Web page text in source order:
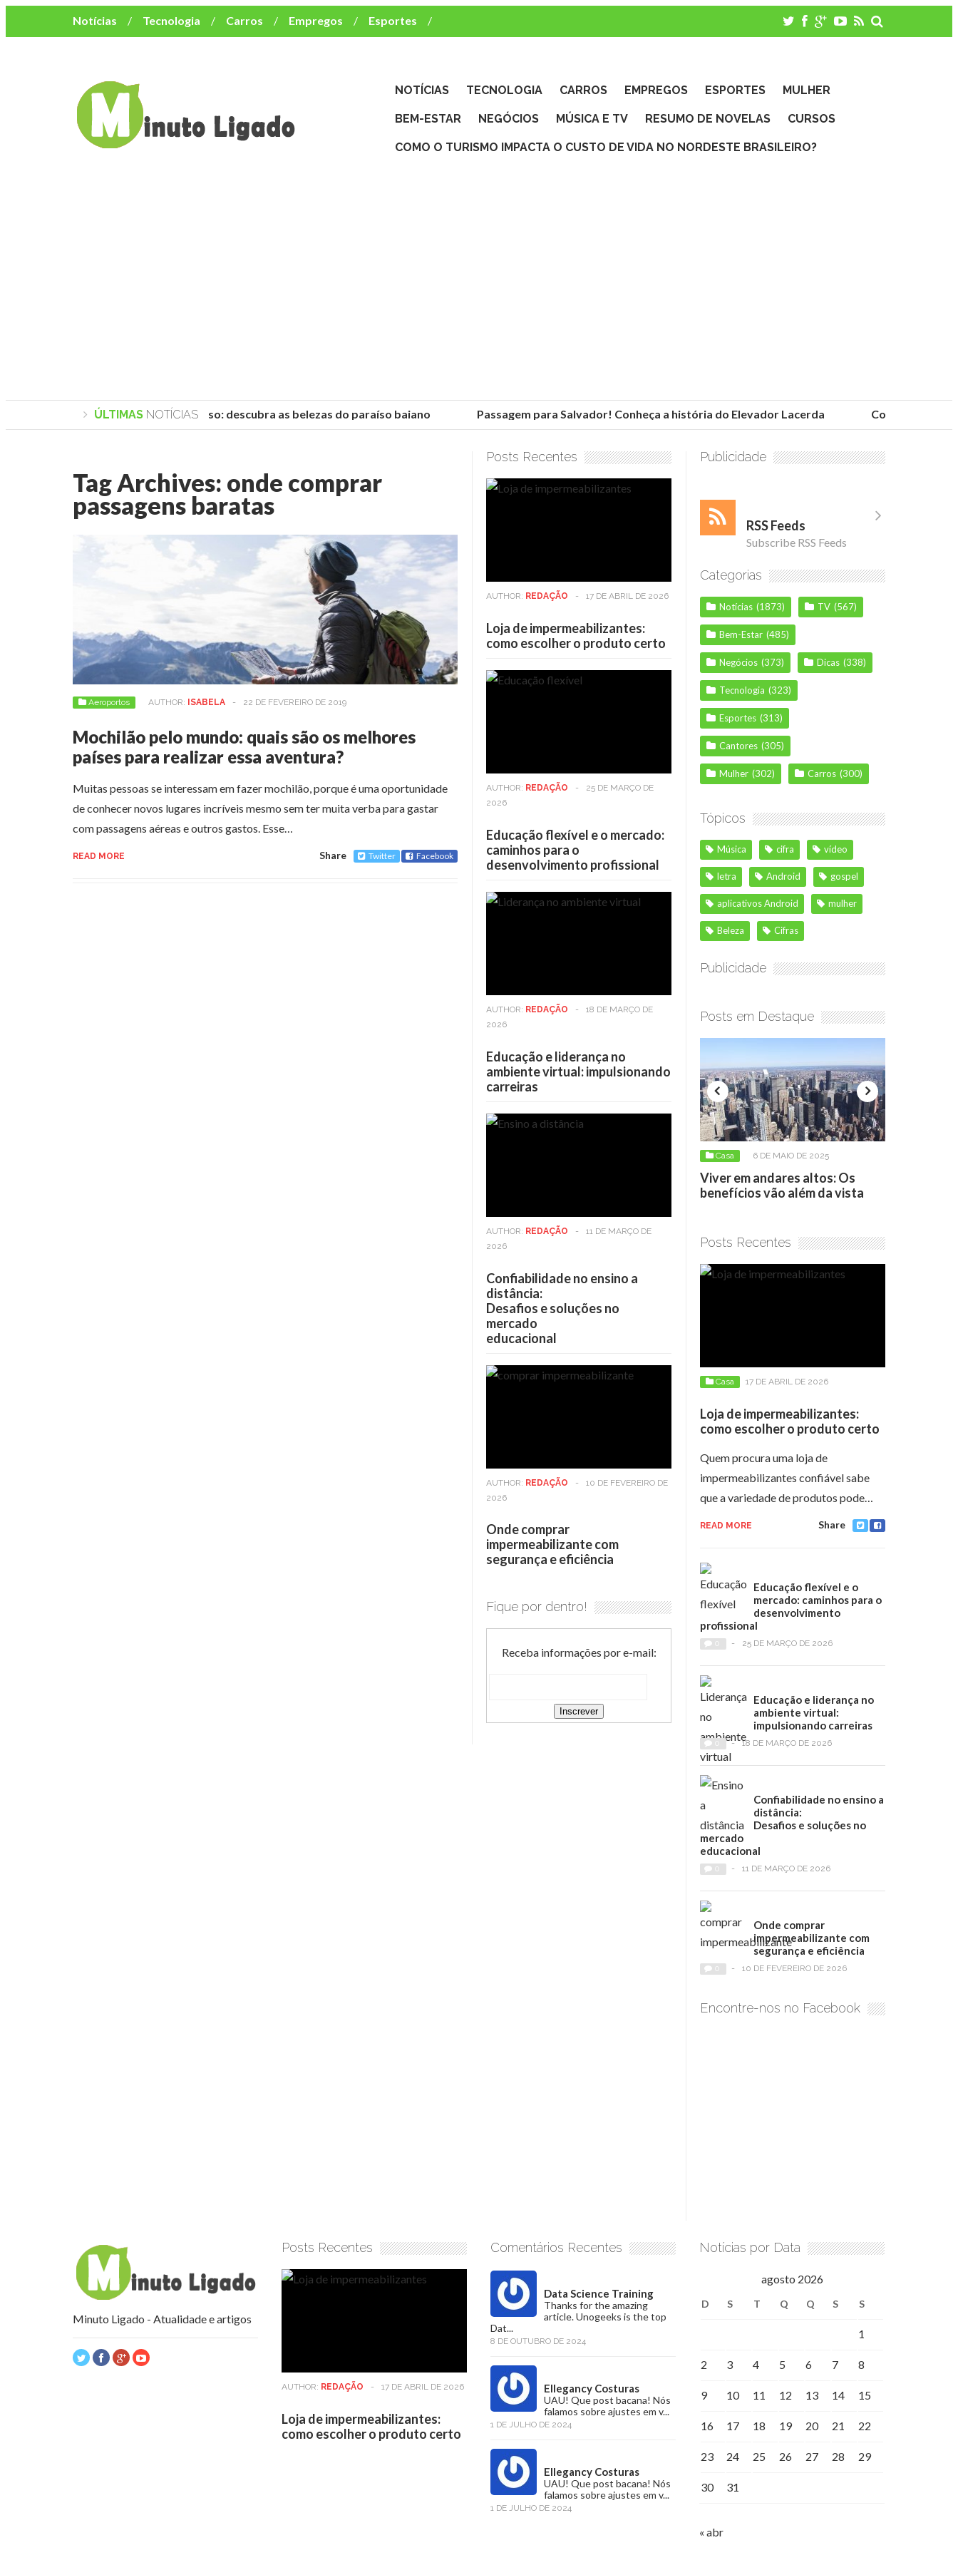
Notícias Tecnologia Carros Empregos
Esportes
Mulher
Bem-Estar Negócios
Música e TV
NOTÍCIAS TECNOLOGIA CARROS EMPREGOS ESPORTES MULHER
BEM-ESTAR NEGÓCIOS MÚSICA E TV RESUMO DE NOVELAS CURSOS
COMO O TURISMO IMPACTA O CUSTO DE VIDA NO NORDESTE BRASILEIRO?
ÚLTIMAS NOTÍCIAS
Praias de Trancoso: descubra as belezas do paraíso baiano Passagem para Salvador! Conheça a história do Elevador Lacerda Conheça as
Tag Archives: onde comprar
passagens baratas
Aeroportos AUTHOR: ISABELA - 22 DE FEVEREIRO DE 2019
Mochilão pelo mundo: quais são os melhores
países para realizar essa aventura?
Muitas pessoas se interessam em fazer mochilão, porque é uma oportunidade
de conhecer novos lugares incríveis mesmo sem ter muita verba para gastar
com passagens aéreas e outros gastos. Esse…
READ MORE Share Twitter Facebook
Posts Recentes
AUTHOR: REDAÇÃO - 17 DE ABRIL DE 2026
Loja de impermeabilizantes:
como escolher o produto certo
AUTHOR: REDAÇÃO -
25 DE MARÇO DE
2026
Educação flexível e o mercado:
caminhos para o
desenvolvimento profissional
AUTHOR: REDAÇÃO -
18 DE MARÇO DE
2026
Educação e liderança no
ambiente virtual: impulsionando
carreiras
AUTHOR: REDAÇÃO -
11 DE MARÇO DE
2026
Confiabilidade no ensino a
distância:
Desafios e soluções no
mercado
educacional
AUTHOR: REDAÇÃO -
10 DE FEVEREIRO DE
2026
Onde comprar
impermeabilizante com
segurança e eficiência
Fique por dentro!
Receba informações por e-mail:
Publicidade
RSS Feeds
Subscribe RSS Feeds
Categorias
Notícias (1873) TV (567)
Bem-Estar (485)
Negócios (373) Dicas (338)
Tecnologia (323)
Esportes (313)
Cantores (305)
Mulher (302) Carros (300)
Tópicos
Música cifra vídeo
letra Android gospel
aplicativos Android mulher
Beleza Cifras
Publicidade
Posts em Destaque
6 DE MAIO DE 2025
Viver em andares altos: Os
benefícios vão além da vista
Casa
Loja de impermeabilizantes:
como escolher o produto
Posts Recentes
Casa 17 DE ABRIL DE 2026
Loja de impermeabilizantes:
como escolher o produto certo
Quem procura uma loja de
impermeabilizantes confiável sabe
que a variedade de produtos pode…
READ MORE Share
Educação flexível e o
mercado: caminhos para o
desenvolvimento
profissional
- 25 DE MARÇO DE 2026
Educação e liderança no
ambiente virtual:
impulsionando carreiras
- 18 DE MARÇO DE 2026
Confiabilidade no ensino a
distância:
Desafios e soluções no
mercado
educacional
- 11 DE MARÇO DE 2026
Onde comprar
impermeabilizante com
segurança e eficiência
- 10 DE FEVEREIRO DE 2026
Encontre-nos no Facebook
Minuto Ligado - Atualidade e artigos
Posts Recentes
AUTHOR: REDAÇÃO - 17 DE ABRIL DE 2026
Loja de impermeabilizantes:
como escolher o produto certo
Comentários Recentes
Data Science Training
Thanks for the amazing
article. Unogeeks is the top
Dat...
8 DE OUTUBRO DE 2024
Ellegancy Costuras
UAU! Que post bacana! Nós
falamos sobre ajustes em v...
1 DE JULHO DE 2024
Ellegancy Costuras
UAU! Que post bacana! Nós
falamos sobre ajustes em v...
1 DE JULHO DE 2024
Notícias por Data
agosto 2026
D S T Q Q S S
1
2 3 4 5 6 7 8
9 10 11 12 13 14 15
16 17 18 19 20 21 22
23 24 25 26 27 28 29
30 31
« abr